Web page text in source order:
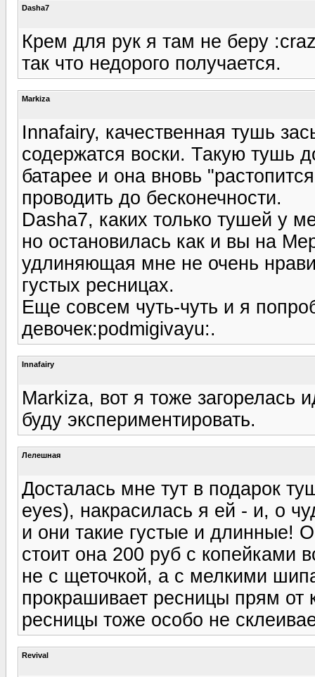
Dasha7
Крем для рук я там не беру
так что недорого получается.
Markiza
Innafairy, качественная тушь
содержатся воски. Такую тушь
батарее и она вновь
проводить до бесконечности.
Dasha7, каких только тушей у
но остановилась как и вы на
удлиняющая мне не очень
густых ресницах.
Еще совсем чуть-чуть и я
девочек:podmigivayu:.
Innafairy
Markiza, вот я тоже загорелась
буду экспериментировать.
Лелешная
Досталась мне тут в подарок
eyes), накрасилась я ей - и, о
и они такие густые и длинные!
стоит она 200 руб с копейками
не с щеточкой, а с мелкими
прокрашивает ресницы прям от
ресницы тоже особо не
Revival